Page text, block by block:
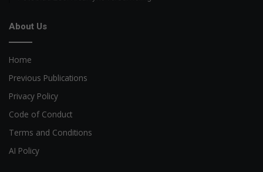
About Us
Home
Previous Publications
Privacy Policy
Code of Conduct
Terms and Conditions
AI Policy